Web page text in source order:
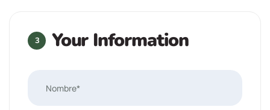
3 Your Information